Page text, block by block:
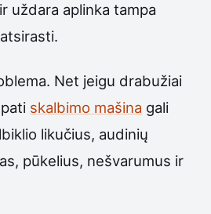
uždara aplinka tampa
Net jeigu drabužiai
skalbimo mašina gali
likučius, audinių
pūkelius, nešvarumus ir